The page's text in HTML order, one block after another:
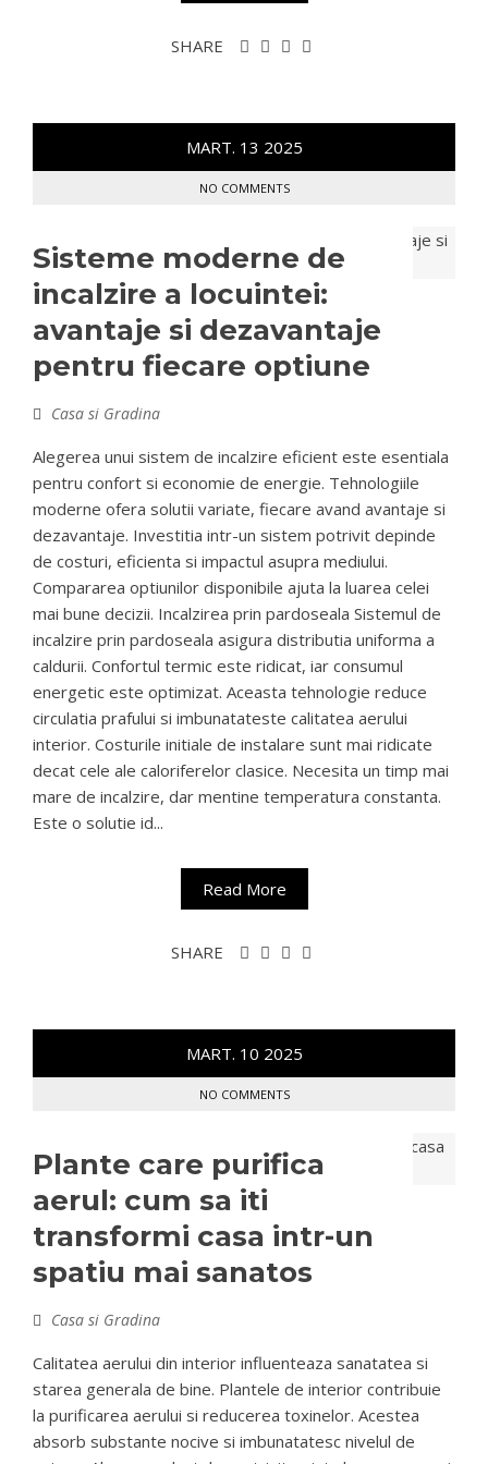
SHARE
MART. 13 2025
NO COMMENTS
Sisteme moderne de
incalzire a locuintei:
avantaje si dezavantaje
pentru fiecare optiune
Casa si Gradina
Alegerea unui sistem de incalzire eficient este esentiala
pentru confort si economie de energie. Tehnologiile
moderne ofera solutii variate, fiecare avand avantaje si
dezavantaje. Investitia intr-un sistem potrivit depinde
de costuri, eficienta si impactul asupra mediului.
Compararea optiunilor disponibile ajuta la luarea celei
mai bune decizii. Incalzirea prin pardoseala Sistemul de
incalzire prin pardoseala asigura distributia uniforma a
caldurii. Confortul termic este ridicat, iar consumul
energetic este optimizat. Aceasta tehnologie reduce
circulatia prafului si imbunatateste calitatea aerului
interior. Costurile initiale de instalare sunt mai ridicate
decat cele ale caloriferelor clasice. Necesita un timp mai
mare de incalzire, dar mentine temperatura constanta.
Este o solutie id...
Read More
SHARE
MART. 10 2025
NO COMMENTS
Plante care purifica
aerul: cum sa iti
transformi casa intr-un
spatiu mai sanatos
Casa si Gradina
Calitatea aerului din interior influenteaza sanatatea si
starea generala de bine. Plantele de interior contribuie
la purificarea aerului si reducerea toxinelor. Acestea
absorb substante nocive si imbunatatesc nivelul de